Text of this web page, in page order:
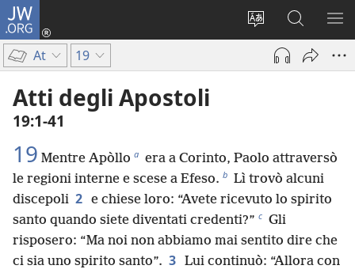
JW.ORG
Modificare
lingua
Accedi
(apre
Cerca
JW.ORG
At 19
Atti degli Apostoli
19:1-41
19 Mentre Apòllo a era a Corinto, Paolo attraversò
le regioni interne e scese a Efeso. b Lì trovò alcuni
discepoli 2 e chiese loro: “Avete ricevuto lo spirito
santo quando siete diventati credenti?” c Gli
risposero: “Ma noi non abbiamo mai sentito dire che
ci sia uno spirito santo”. 3 Lui continuò: “Allora con